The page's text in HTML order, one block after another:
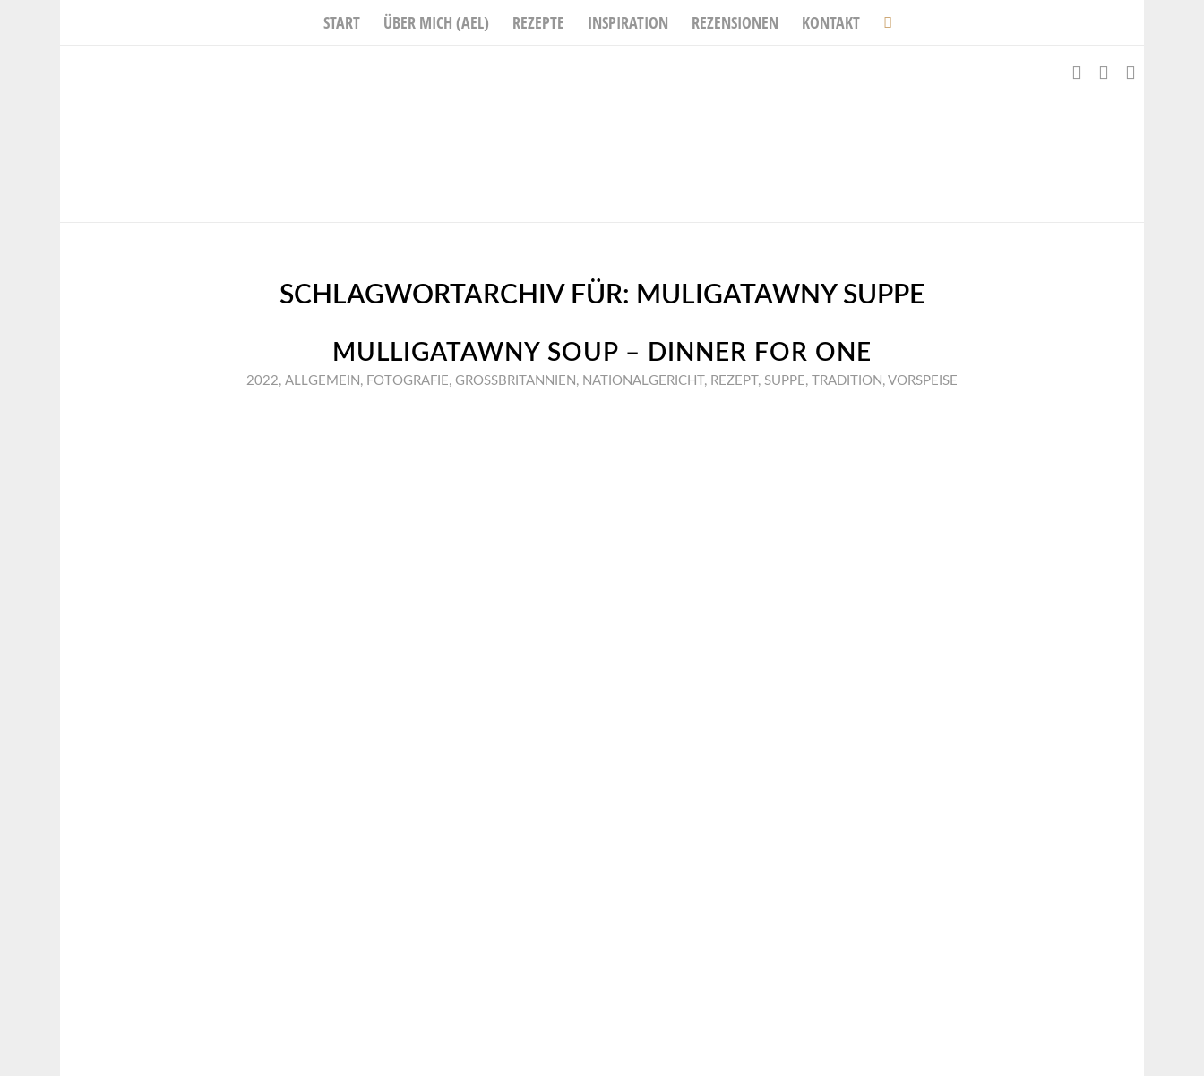
START ÜBER MICH (AEL) REZEPTE INSPIRATION REZENSIONEN KONTAKT
SCHLAGWORTARCHIV FÜR: MULIGATAWNY SUPPE
MULLIGATAWNY SOUP – DINNER FOR ONE
2022, ALLGEMEIN , FOTOGRAFIE, GROSSBRITANNIEN , NATIONALGERICHT , REZEPT , SUPPE, TRADITION , VORSPEISE